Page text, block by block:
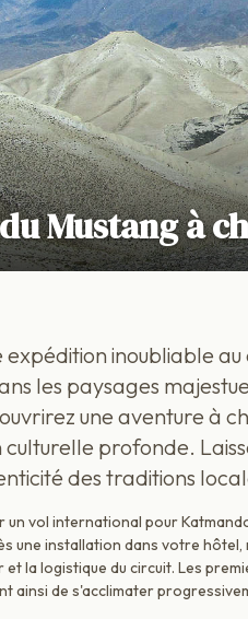
Mustang à
expédition inoubliable
les paysages
une aventure à
profonde.
des traditions
vol international pour
une installation dans votre
la logistique du circuit. Les
ainsi de s'acclimater